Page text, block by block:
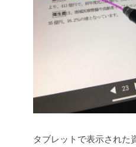
タブレットで表示された